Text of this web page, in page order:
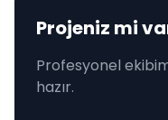
Projeniz mi
Profesyonel
hazır.